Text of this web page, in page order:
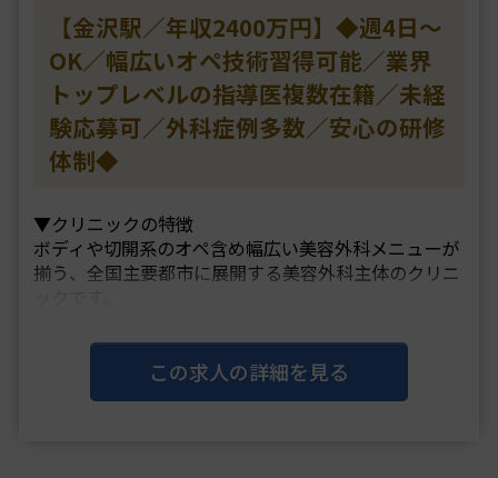
【金沢駅／年収2400万円】◆週4日～
OK／幅広いオペ技術習得可能／業界
トップレベルの指導医複数在籍／未経
験応募可／外科症例多数／安心の研修
体制◆
▼クリニックの特徴
ボディや切開系のオペ含め幅広い美容外科メニューが
揃う、全国主要都市に展開する美容外科主体のクリニ
し、各分野のスペシャリストによる技術指導を受ける
「質の高いスキル習得が叶う」ということが最大の魅
この求人の詳細を見る